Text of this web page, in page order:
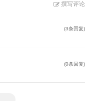
撰写评论
(3条回复)
(0条回复)